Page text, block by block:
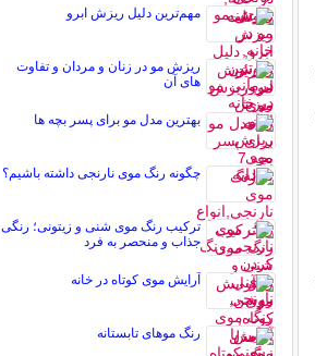
مهم‌ترين دليل ریزش ابرو
ریزش مو در زنان و مردان و تفاوت
های آن
بهترین مدل مو برای پسر بچه ها
چگونه رنگ موی نارنجی داشته باشیم؟
ترکیب رنگ موی شنی و زیتونی؛ رنگی
جذاب و منحصر به فرد
آرایش موی کوتاه در خانه
رنگ موهای تابستانه